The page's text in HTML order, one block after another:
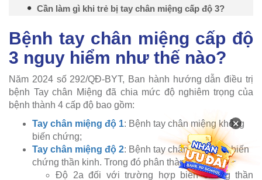
Cần làm gì khi trẻ bị tay chân miệng cấp độ 3?
Bệnh tay chân miệng cấp độ
3 nguy hiểm như thế nào?
Năm 2024 số 292/QĐ-BYT, Ban hành hướng dẫn điều trị
bệnh Tay chân Miệng đã chia mức độ nghiêm trọng của
bệnh thành 4 cấp độ bao gồm:
Tay chân miệng độ 1: Bệnh tay chân miệng không
biến chứng;
Tay chân miệng độ 2: Bệnh tay chân miệng có biến
chứng thần kinh. Trong đó phân thành
Độ 2a đối với trường hợp biến chứng thần
×